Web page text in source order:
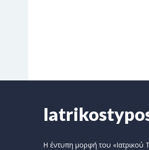
Η έντυπη μορφή του «Ιατρικού